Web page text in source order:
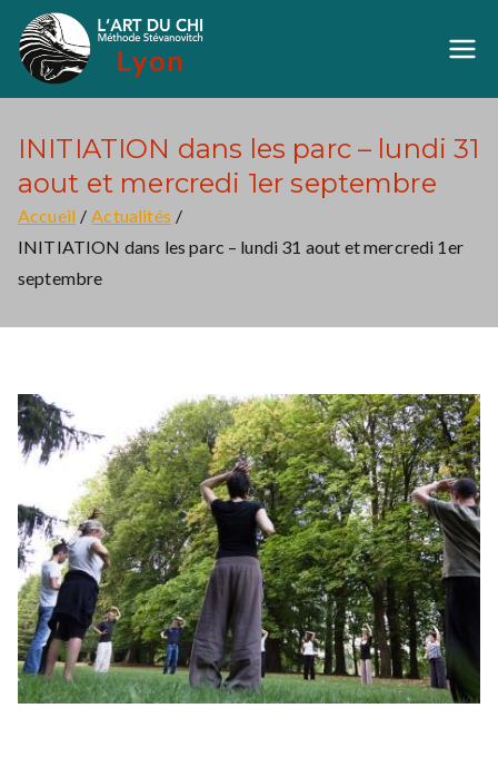
Aller
contenu
INITIATION dans les parc – lundi 31
aout et mercredi 1er septembre
Accueil
Actualités
INITIATION dans les parc – lundi 31 aout et mercredi 1er
septembre